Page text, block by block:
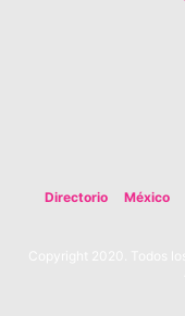
Directorio México